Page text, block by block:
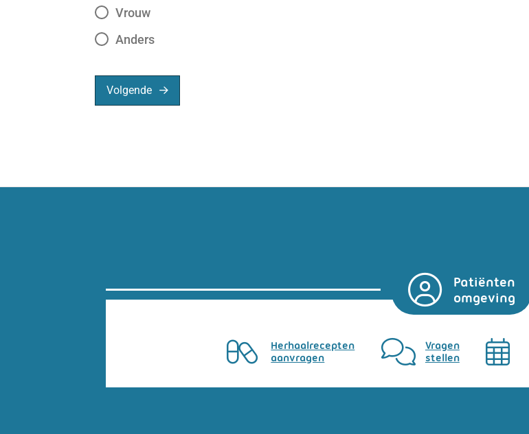
Vrouw
Anders
Volgende
Patiënten
omgeving
Herhaalrecepten
aanvragen
Vragen
stellen